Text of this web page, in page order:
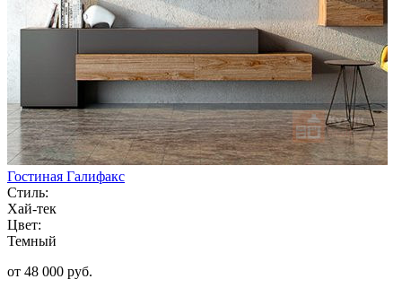
Гостиная Галифакс
Стиль:
Хай-тек
Цвет:
Темный
от 48 000 руб.